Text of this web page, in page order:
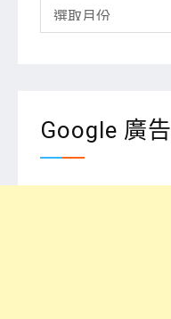
Google 廣告